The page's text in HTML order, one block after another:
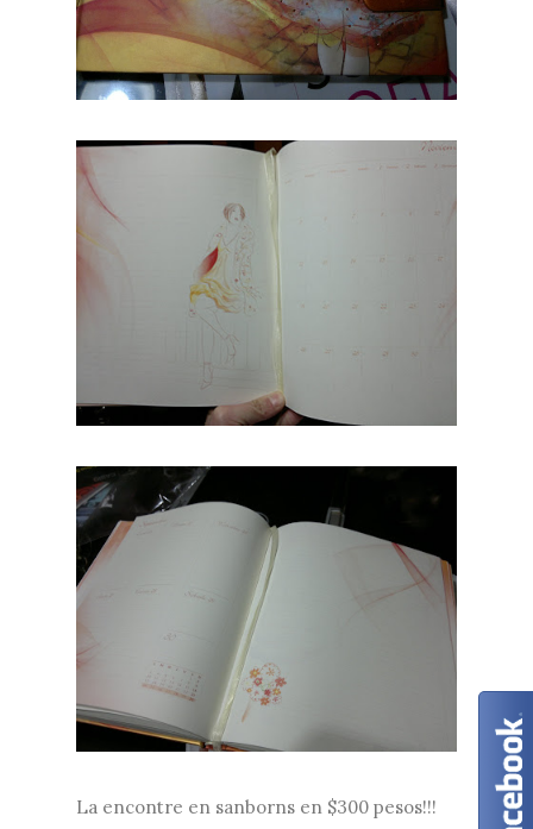
La encontre en sanborns en $300 pesos!!!